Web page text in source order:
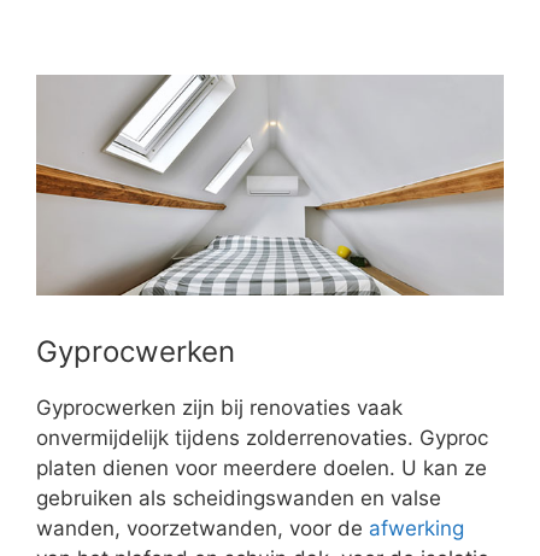
Gyprocwerken
Gyprocwerken zijn bij renovaties vaak
onvermijdelijk tijdens zolderrenovaties. Gyproc
platen dienen voor meerdere doelen. U kan ze
gebruiken als scheidingswanden en valse
wanden, voorzetwanden, voor de afwerking